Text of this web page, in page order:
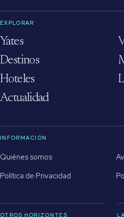
EXPLORAR
Yates
Destinos
Hoteles
Actualidad
INFORMACIÓN
Quiénes somos
Política de Privacidad
OTROS HORIZONTES